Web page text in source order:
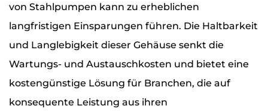
von Stahlpumpen kann zu erheblichen
langfristigen Einsparungen führen. Die Haltbarkeit
und Langlebigkeit dieser Gehäuse senkt die
Wartungs- und Austauschkosten und bietet eine
kostengünstige Lösung für Branchen, die auf
konsequente Leistung aus ihren